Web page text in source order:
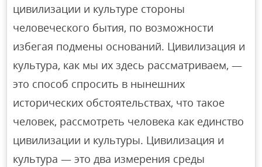
цивилизации и культуре стороны
человеческого бытия, по возможности
избегая подмены оснований. Цивилизация и
культура, как мы их здесь рассматриваем, —
это способ спросить в нынешних
исторических обстоятельствах, что такое
человек, рассмотреть человека как единство
цивилизации и культуры. Цивилизация и
культура — это два измерения среды